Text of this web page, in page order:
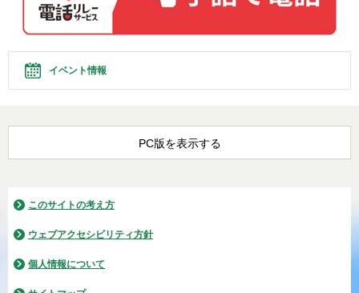
イベント情報
PC版を表示する
このサイトの考え方
ウェブアクセシビリティ方針
個人情報について